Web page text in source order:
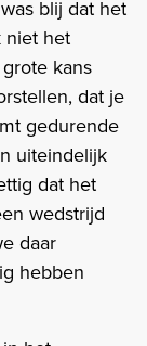
blij dat het
niet het
kans
dat je
gedurende
uiteindelijk
dat het
wedstrijd
daar
hebben